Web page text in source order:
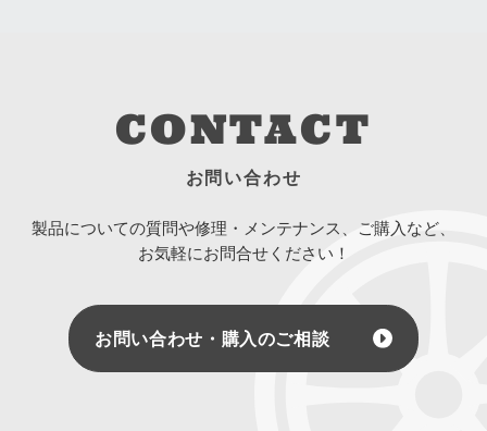
CONTACT
お問い合わせ
製品についての質問や修理・メンテナンス、ご購入など、
お気軽にお問合せください！
お問い合わせ・購入のご相談